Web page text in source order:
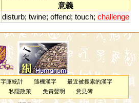
意義
disturb; twine; offend; touch; challenge
字庫統計 隨機漢字
最近被搜索的漢字
私隱政策 免責聲明 意見簿